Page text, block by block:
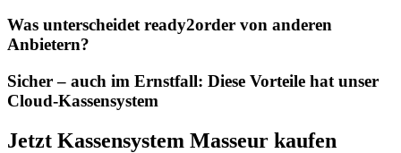
Was unterscheidet ready2order von anderen
Anbietern?
Sicher – auch im Ernstfall: Diese Vorteile hat unser
Cloud-Kassensystem
Jetzt Kassensystem Masseur kaufen